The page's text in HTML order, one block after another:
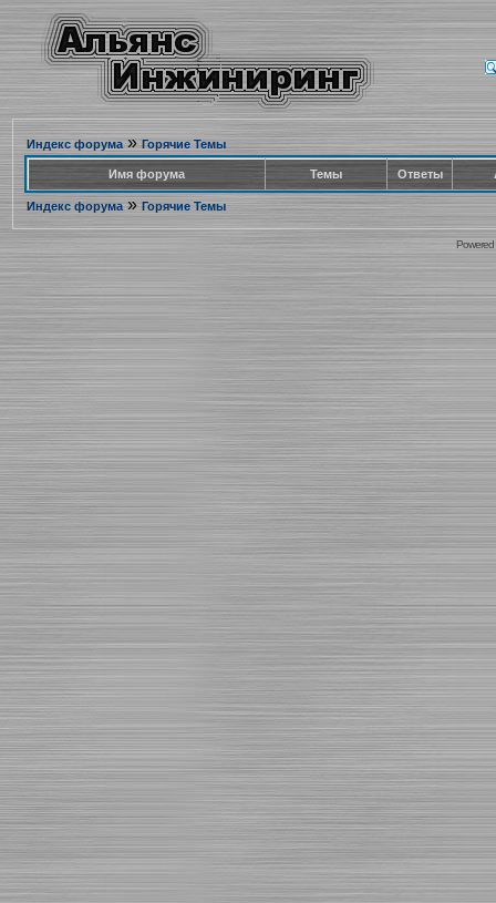
Индекс форума» Горячие Темы
Имя форума Темы Ответы
Индекс форума» Горячие Темы